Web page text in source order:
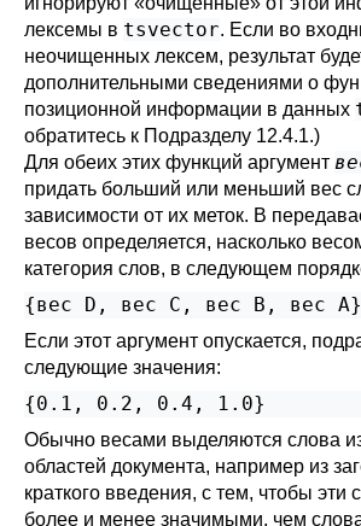
лексемы в tsvector. Если во
неочищенных лексем, результат
дополнительными сведениями о
позиционной информации в данных
обратитесь к Подразделу 12.4.1.)
Для обеих этих функций аргумент
придать больший или меньший вес
зависимости от их меток. В
весов определяется, насколько
категория слов, в следующем
Если этот аргумент опускается,
следующие значения:
{0.1, 0.2, 0.4, 1.0}
Обычно весами выделяются слова
областей документа, например из
краткого введения, с тем, чтобы эти
более и менее значимыми, чем